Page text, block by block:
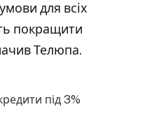
для всіх
покращити
Телюпа.
під 3%